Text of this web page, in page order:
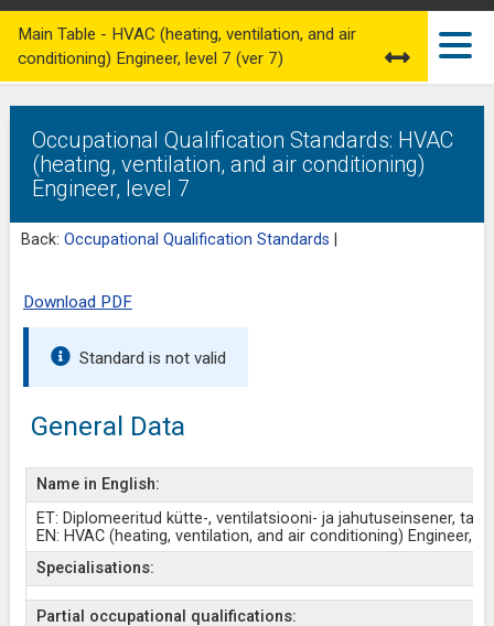
Occupational Qualification Standards: HVAC
(heating, ventilation, and air conditioning)
Engineer, level 7
Back: Occupational Qualification Standards
Main Table - HVAC (heating, ventilation, and air
conditioning) Engineer, level 7 (ver 7)
Download PDF
Standard is not valid
General Data
Name in English:
ET: Diplomeeritud kütte-, ventilatsiooni- ja jahutuseinsener,
EN: HVAC (heating, ventilation, and air conditioning) Engineer,
Specialisations:
Partial occupational qualifications: